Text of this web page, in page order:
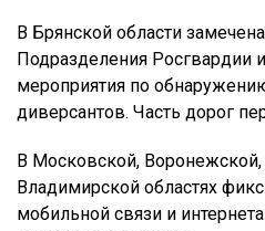
В Брянской области
Подразделения Росгвардии
мероприятия по
диверсантов. Часть дорог
В Московской,
Владимирской областях
мобильной связи и